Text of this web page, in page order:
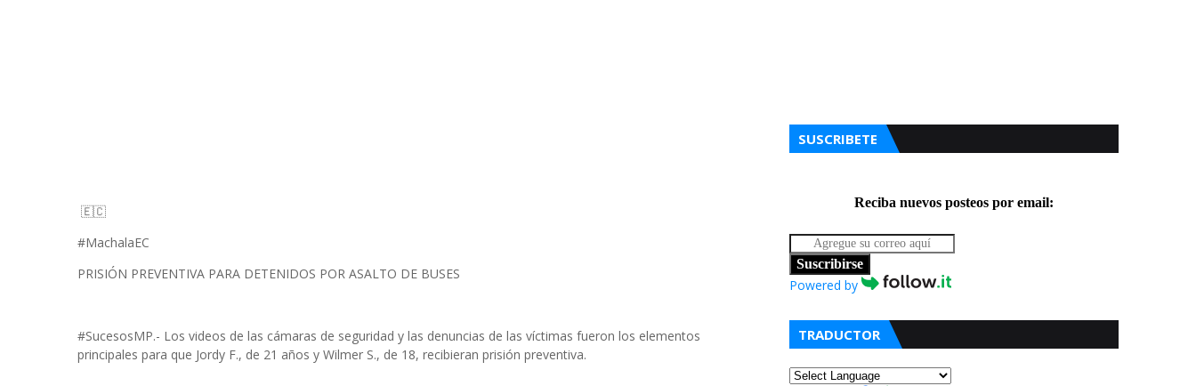
🇪🇨
#MachalaEC
PRISIÓN PREVENTIVA PARA DETENIDOS POR ASALTO DE BUSES
#SucesosMP.- Los videos de las cámaras de seguridad y las denuncias de las víctimas fueron los elementos
principales para que Jordy F., de 21 años y Wilmer S., de 18, recibieran prisión preventiva.
SUSCRIBETE
Reciba nuevos posteos por email:
Suscribirse
Powered by
TRADUCTOR